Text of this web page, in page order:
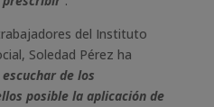
del Instituto
Soledad Pérez ha
de los
posible la aplicación de